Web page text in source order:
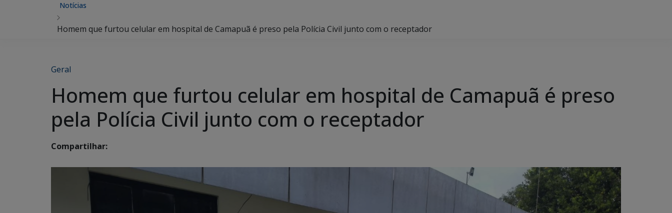
Notícias
Homem que furtou celular em hospital de Camapuã é preso pela Polícia Civil junto com o receptador
Geral
Homem que furtou celular em hospital de Camapuã é preso
pela Polícia Civil junto com o receptador
Compartilhar: